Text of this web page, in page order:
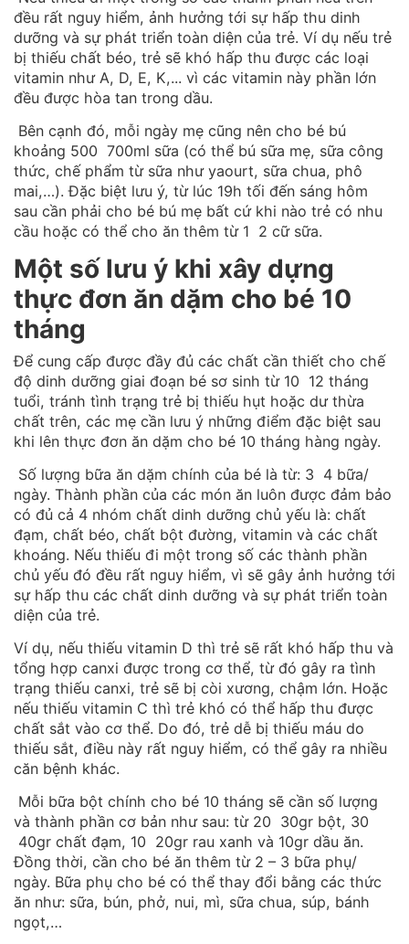
đều rất nguy hiểm, ảnh hưởng tới sự hấp thu dinh
dưỡng và sự phát triển toàn diện của trẻ. Ví dụ nếu trẻ
bị thiếu chất béo, trẻ sẽ khó hấp thu được các loại
vitamin như A, D, E, K,... vì các vitamin này phần lớn
đều được hòa tan trong dầu.
Bên cạnh đó, mỗi ngày mẹ cũng nên cho bé bú
khoảng 500 700ml sữa (có thể bú sữa mẹ, sữa công
thức, chế phẩm từ sữa như yaourt, sữa chua, phô
mai,…). Đặc biệt lưu ý, từ lúc 19h tối đến sáng hôm
sau cần phải cho bé bú mẹ bất cứ khi nào trẻ có nhu
cầu hoặc có thể cho ăn thêm từ 1 2 cữ sữa.
Một số lưu ý khi xây dựng
thực đơn ăn dặm cho bé 10
tháng
Để cung cấp được đầy đủ các chất cần thiết cho chế
độ dinh dưỡng giai đoạn bé sơ sinh từ 10 12 tháng
tuổi, tránh tình trạng trẻ bị thiếu hụt hoặc dư thừa
chất trên, các mẹ cần lưu ý những điểm đặc biệt sau
khi lên thực đơn ăn dặm cho bé 10 tháng hàng ngày.
Số lượng bữa ăn dặm chính của bé là từ: 3 4 bữa/
ngày. Thành phần của các món ăn luôn được đảm bảo
có đủ cả 4 nhóm chất dinh dưỡng chủ yếu là: chất
đạm, chất béo, chất bột đường, vitamin và các chất
khoáng. Nếu thiếu đi một trong số các thành phần
chủ yếu đó đều rất nguy hiểm, vì sẽ gây ảnh hưởng tới
sự hấp thu các chất dinh dưỡng và sự phát triển toàn
diện của trẻ.
Ví dụ, nếu thiếu vitamin D thì trẻ sẽ rất khó hấp thu và
tổng hợp canxi được trong cơ thể, từ đó gây ra tình
trạng thiếu canxi, trẻ sẽ bị còi xương, chậm lớn. Hoặc
nếu thiếu vitamin C thì trẻ khó có thể hấp thu được
chất sắt vào cơ thể. Do đó, trẻ dễ bị thiếu máu do
thiếu sắt, điều này rất nguy hiểm, có thể gây ra nhiều
căn bệnh khác.
Mỗi bữa bột chính cho bé 10 tháng sẽ cần số lượng
và thành phần cơ bản như sau: từ 20 30gr bột, 30
40gr chất đạm, 10 20gr rau xanh và 10gr dầu ăn.
Đồng thời, cần cho bé ăn thêm từ 2 – 3 bữa phụ/
ngày. Bữa phụ cho bé có thể thay đổi bằng các thức
ăn như: sữa, bún, phở, nui, mì, sữa chua, súp, bánh
ngọt,…